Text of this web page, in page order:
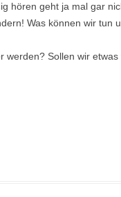
hören geht ja mal gar
Was können wir tun
werden? Sollen wir